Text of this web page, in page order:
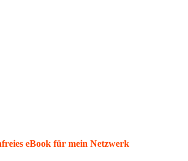
eBook für mein Netzwerk